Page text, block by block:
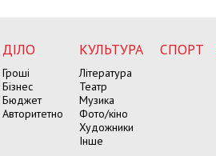
ДІЛО
Гроші
Бізнес
Бюджет
Авторитетно
КУЛЬТУРА
Література
Театр
Музика
Фото/кіно
Художники
Інше
СПОРТ